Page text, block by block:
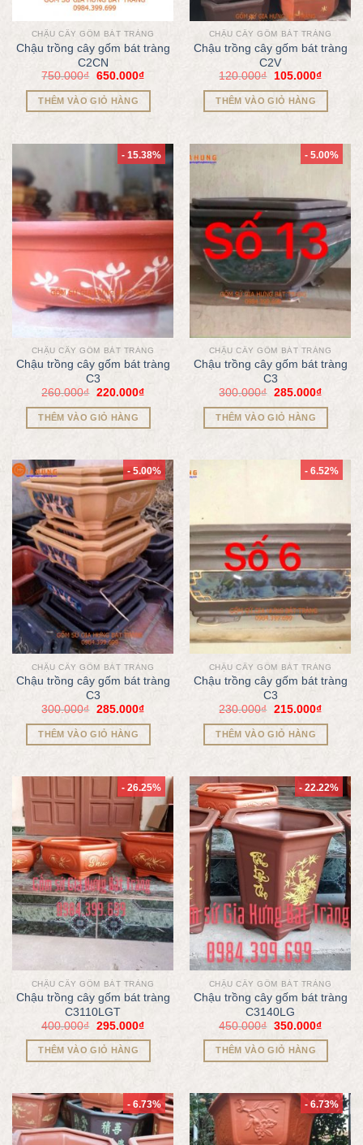
CHẬU CÂY GỐM BÁT TRÀNG
Chậu trồng cây gốm bát tràng
C2CN
750.000₫ 650.000₫
THÊM VÀO GIỎ HÀNG
CHẬU CÂY GỐM BÁT TRÀNG
Chậu trồng cây gốm bát tràng
C2V
120.000₫ 105.000₫
THÊM VÀO GIỎ HÀNG
- 15.38%
CHẬU CÂY GỐM BÁT TRÀNG
Chậu trồng cây gốm bát tràng
C3
260.000₫ 220.000₫
THÊM VÀO GIỎ HÀNG
- 5.00%
CHẬU CÂY GỐM BÁT TRÀNG
Chậu trồng cây gốm bát tràng
C3
300.000₫ 285.000₫
THÊM VÀO GIỎ HÀNG
- 5.00%
CHẬU CÂY GỐM BÁT TRÀNG
Chậu trồng cây gốm bát tràng
C3
300.000₫ 285.000₫
THÊM VÀO GIỎ HÀNG
- 6.52%
CHẬU CÂY GỐM BÁT TRÀNG
Chậu trồng cây gốm bát tràng
C3
230.000₫ 215.000₫
THÊM VÀO GIỎ HÀNG
- 26.25%
CHẬU CÂY GỐM BÁT TRÀNG
Chậu trồng cây gốm bát tràng
C3110LGT
400.000₫ 295.000₫
THÊM VÀO GIỎ HÀNG
- 22.22%
CHẬU CÂY GỐM BÁT TRÀNG
Chậu trồng cây gốm bát tràng
C3140LG
450.000₫ 350.000₫
THÊM VÀO GIỎ HÀNG
- 6.73% - 6.73%